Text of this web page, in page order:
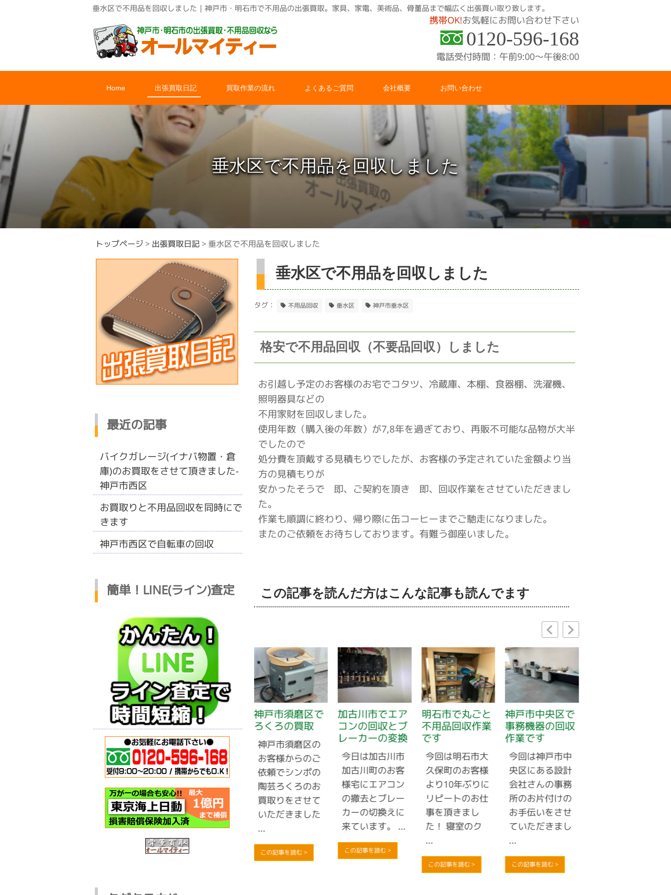
垂水区で不用品を回収しました｜神戸市・明石市で不用品の出張買取。家具、家電、美術品、骨董品まで幅広く出張買い取り致します。
携帯OK!お気軽にお問い合わせ下さい
0120-596-168
電話受付時間：午前9:00〜午後8:00
Home 出張買取日記 買取作業の流れ よくあるご質問 会社概要 お問い合わせ
垂水区で不用品を回収しました
トップページ> 出張買取日記> 垂水区で不用品を回収しました
垂水区で不用品を回収しました
タグ： 不用品回収 垂水区 神戸市垂水区
格安で不用品回収（不要品回収）しました
お引越し予定のお客様のお宅でコタツ、冷蔵庫、本棚、食器棚、洗濯機、
照明器具などの
不用家財を回収しました。
使用年数（購入後の年数）が7,8年を過ぎており、再販不可能な品物が大半
でしたので
処分費を頂戴する見積もりでしたが、お客様の予定されていた金額より当
方の見積もりが
安かったそうで 即、ご契約を頂き 即、回収作業をさせていただきまし
た。
作業も順調に終わり、帰り際に缶コーヒーまでご馳走になりました。
またのご依頼をお待ちしております。有難う御座いました。
この記事を読んだ方はこんな記事も読んでます
バイクガレージ
(イナバ物置・倉
庫)のお買取をさ
せて頂きました-
神戸市西区
神戸市西区のお
客様から買取依
頼を頂戴し、回
収作業にお伺い
いたしました。
今回は使用頻 ...
神戸市西区で自
転車の回収
今日は神戸市西
区のお客様より
自転車の回収依
頼を頂き出動し
ました。 もう、
随分と以前か ...
この記事を読む >
神戸市須磨区で
ろくろの買取
神戸市須磨区の
お客様からのご
依頼でシンポの
陶芸ろくろのお
買取りをさせて
いただきました
この記事を読む >
加古川市でエア
コンの回収とブ
レーカーの変換
今日は加古川市
加古川町のお客
様宅にエアコン
の撤去とブレー
カーの切換えに
来ています。 ...
この記事を読む >
明石市で丸ごと
不用品回収作業
です
今回は明石市大
久保町のお客様
より10年ぶりに
リピートのお仕
事を頂きまし
た！ 寝室のク
この記事を読む >
神戸市中央区で
事務機器の回収
作業です
今回は神戸市中
央区にある設計
会社さんの事務
所のお片付けの
お手伝いをさせ
ていただきまし
この記事を読む >
最近の記事
バイクガレージ(イナバ物置・倉
庫)のお買取をさせて頂きました-
神戸市西区
お買取りと不用品回収を同時にで
きます
神戸市西区で自転車の回収
簡単！LINE(ライン)査定